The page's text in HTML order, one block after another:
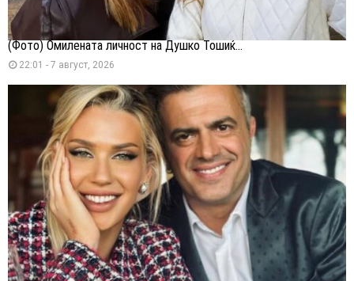
(Фото) Омилената личност на Душко Тошиќ...
22:01 - 7 август, 2026